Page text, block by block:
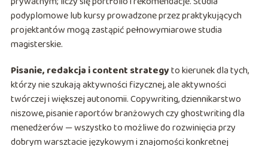
podyplomowe lub kursy prowadzone przez praktykujących
projektantów mogą zastąpić pełnowymiarowe studia
magisterskie.
Pisanie, redakcja i content strategyto kierunek dla tych,
którzy nie szukają aktywności fizycznej, ale aktywności
twórczej i większej autonomii. Copywriting, dziennikarstwo
niszowe, pisanie raportów branżowych czy ghostwriting dla
menedżerów — wszystko to możliwe do rozwinięcia przy
dobrym warsztacie językowym i znajomości konkretnej